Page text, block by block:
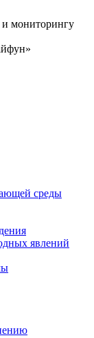
и мониторингу
среды
явлений